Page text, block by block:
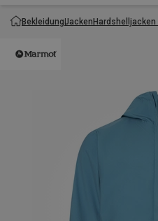
BekleidungJackenHardshelljacken